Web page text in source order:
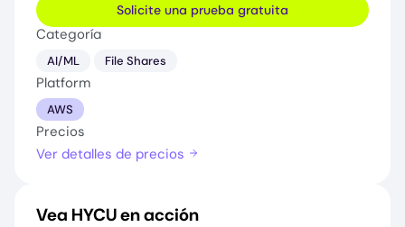
Solicite una prueba gratuita
Categoría
AI/ML File Shares
Platform
AWS
Precios
Ver detalles de precios
Vea HYCU en acción